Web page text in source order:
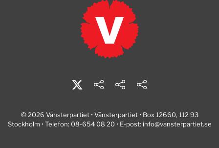
© 2026 Vänsterpartiet • Vänsterpartiet • Box 12660, 112 93
Stockholm • Telefon: 08-654 08 20 • E-post: info@vansterpartiet.se